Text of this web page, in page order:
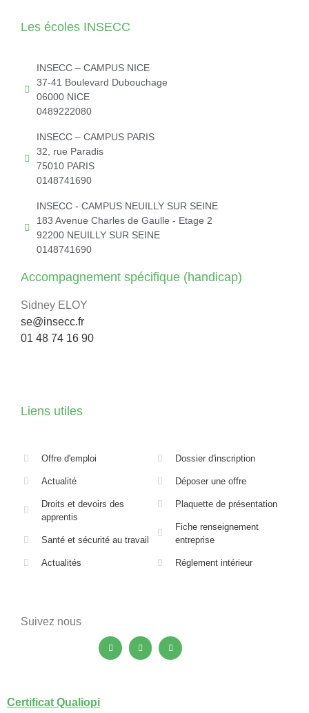
Suivez nous
Liens utiles
Offre d'emploi
Actualité
Droits et devoirs des
apprentis
Santé et sécurité au travail
Actualités
Dossier d'inscription
Déposer une offre
Plaquette de présentation
Fiche renseignement
entreprise
Réglement intérieur
Les écoles INSECC
INSECC – CAMPUS NICE
37-41 Boulevard Dubouchage
06000 NICE
0489222080
INSECC – CAMPUS PARIS
32, rue Paradis
75010 PARIS
0148741690
INSECC - CAMPUS NEUILLY SUR SEINE
183 Avenue Charles de Gaulle - Etage 2
92200 NEUILLY SUR SEINE
0148741690
Accompagnement spécifique (handicap)
Sidney ELOY
se@insecc.fr
01 48 74 16 90
Certificat Qualiopi